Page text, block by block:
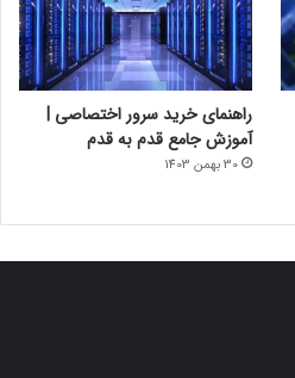
راهنمای خرید سرور اختصاصی |
آموزش جامع قدم به قدم
30 بهمن 1403